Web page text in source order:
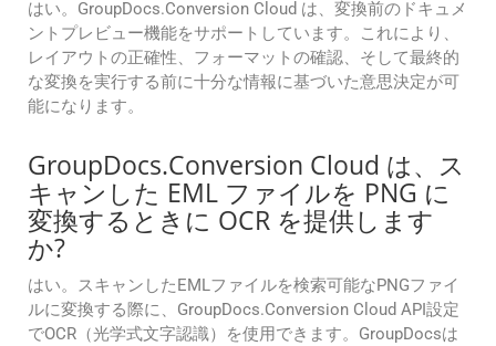
はい。GroupDocs.Conversion Cloud は、変換前のドキュメ
ントプレビュー機能をサポートしています。これにより、
レイアウトの正確性、フォーマットの確認、そして最終的
な変換を実行する前に十分な情報に基づいた意思決定が可
能になります。
GroupDocs.Conversion Cloud は、ス
キャンした EML ファイルを PNG に
変換するときに OCR を提供します
か?
はい。スキャンしたEMLファイルを検索可能なPNGファイ
ルに変換する際に、GroupDocs.Conversion Cloud API設定
でOCR（光学式文字認識）を使用できます。GroupDocsは